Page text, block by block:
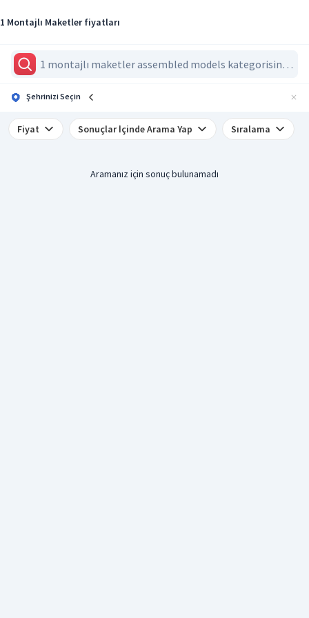
1 Montajlı Maketler fiyatları
Şehrinizi Seçin
Fiyat Sonuçlar İçinde Arama Yap Sıralama
Aramanız için sonuç bulunamadı